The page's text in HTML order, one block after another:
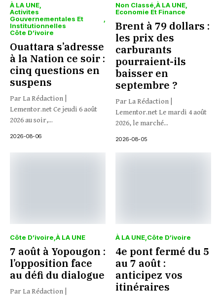
À LA UNE
Activites
Gouvernementales Et
Institutionnelles
Côte D’ivoire
Ouattara s’adresse
à la Nation ce soir :
cinq questions en
suspens
Par La Rédaction |
Lementor.net Ce jeudi 6 août
2026 au soir,...
2026-08-06
Non Classé À LA UNE
Economie Et Finance
Brent à 79 dollars :
les prix des
carburants
pourraient-ils
baisser en
septembre ?
Par La Rédaction |
Lementor.net Le mardi 4 août
2026, le marché...
2026-08-05
Côte D’ivoire À LA UNE
7 août à Yopougon :
l’opposition face
au défi du dialogue
Par La Rédaction |
À LA UNE Côte D’ivoire
4e pont fermé du 5
au 7 août :
anticipez vos
itinéraires